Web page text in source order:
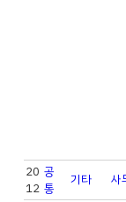
20
12
공
통
기타 사